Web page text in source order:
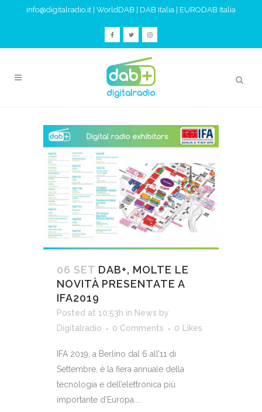
info@digitalradio.it WorldDAB DAB Italia EURODAB Italia
06 SET DAB+, MOLTE LE
NOVITÀ PRESENTATE A
IFA2019
Posted at 10:53h in News by
Digitalradio
0 Comments 0 Likes
IFA 2019, a Berlino dal 6 all’11 di
Settembre, è la fiera annuale della
tecnologia e dell’elettronica più
importante d’Europa....